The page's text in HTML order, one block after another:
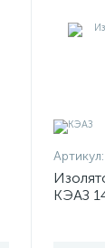
Артикул:
КЭАЗ